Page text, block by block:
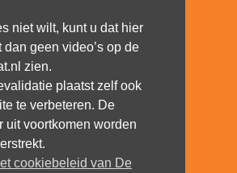
niet wilt, kunt u dat hier
geen video’s op de
zien.
plaatst zelf ook
te verbeteren. De
uit voortkomen worden
cookiebeleid van De